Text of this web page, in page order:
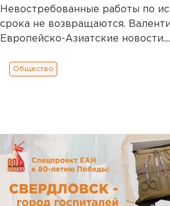
Невостребованные работы по
срока не возвращаются.
Европейско-Азиатские новости....
Общество